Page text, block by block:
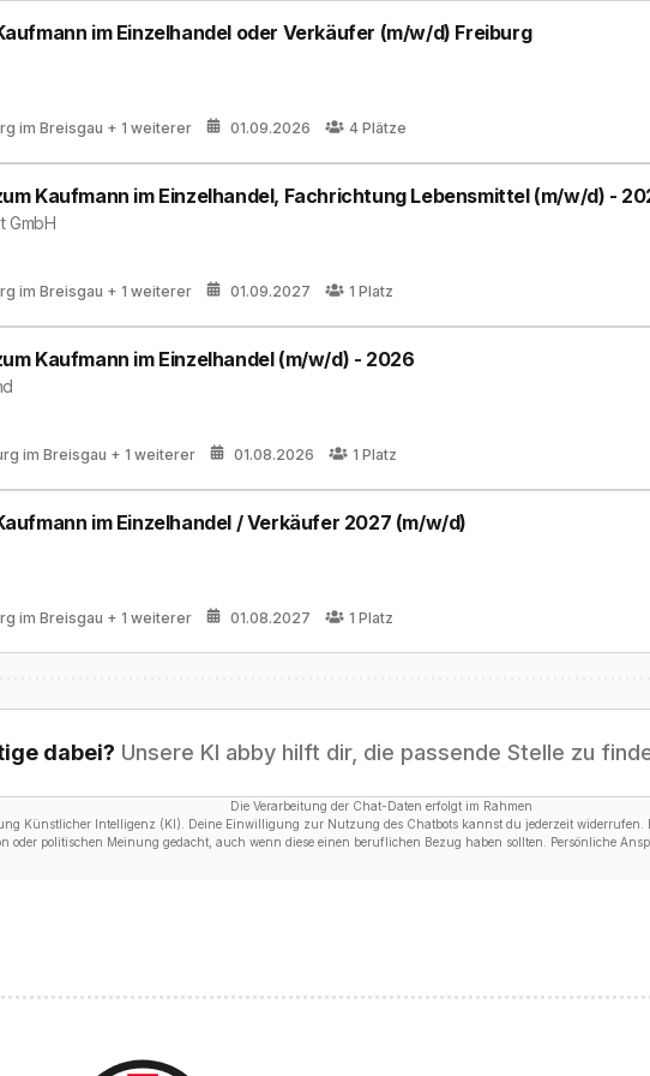
im Einzelhandel oder Verkäufer (m/w/d) Freiburg
im Breisgau + 1 weiterer 01.09.2026 4 Plätze
Kaufmann im Einzelhandel, Fachrichtung Lebensmittel (m/w/d) -
GmbH
im Breisgau + 1 weiterer 01.09.2027 1 Platz
Kaufmann im Einzelhandel (m/w/d) - 2026
im Breisgau + 1 weiterer 01.08.2026 1 Platz
im Einzelhandel / Verkäufer 2027 (m/w/d)
im Breisgau + 1 weiterer 01.08.2027 1 Platz
dabei? Unsere KI abby hilft dir, die passende Stelle zu
Die Verarbeitung der Chat-Daten erfolgt im Rahmen
Künstlicher Intelligenz (KI). Deine Einwilligung zur Nutzung des Chatbots kannst du jederzeit
oder politischen Meinung gedacht, auch wenn diese einen beruflichen Bezug haben sollten. Persönliche